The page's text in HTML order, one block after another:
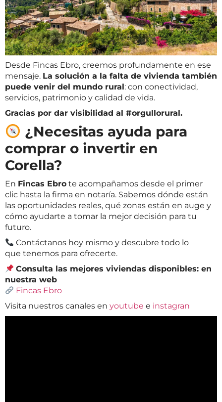
Desde Fincas Ebro, creemos profundamente en ese
mensaje. La solución a la falta de vivienda también
puede venir del mundo rural: con conectividad,
servicios, patrimonio y calidad de vida.
Gracias por dar visibilidad al #orgullorural.
¿Necesitas ayuda para
comprar o invertir en
Corella?
En Fincas Ebro te acompañamos desde el primer
clic hasta la firma en notaría. Sabemos dónde están
las oportunidades reales, qué zonas están en auge y
cómo ayudarte a tomar la mejor decisión para tu
futuro.
Contáctanos hoy mismo y descubre todo lo
que tenemos para ofrecerte.
Consulta las mejores viviendas disponibles: en
nuestra web
Fincas Ebro
Visita nuestros canales en youtube e instagran